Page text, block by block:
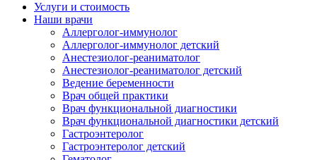
Услуги и стоимость
Наши врачи
Аллерголог-иммунолог
Аллерголог-иммунолог детский
Анестезиолог-реаниматолог
Анестезиолог-реаниматолог детский
Ведение беременности
Врач общей практики
Врач функциональной диагностики
Врач функциональной диагностики детский
Гастроэнтеролог
Гастроэнтеролог детский